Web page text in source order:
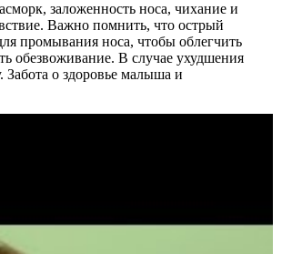
заложенность носа, чихание и
Важно помнить, что острый
промывания носа, чтобы облегчить
обезвоживание. В случае ухудшения
Забота о здоровье малыша и